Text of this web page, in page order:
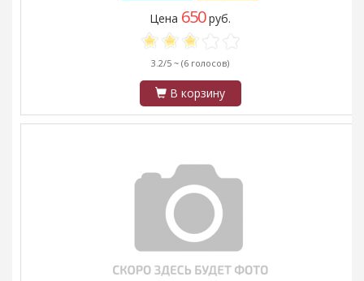
Цена 650руб.
3.2/5 ~ (6 голосов)
В корзину